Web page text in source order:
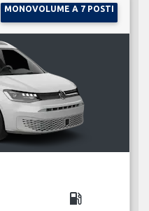
MONOVOLUME A 7 POSTI
local_gas_station